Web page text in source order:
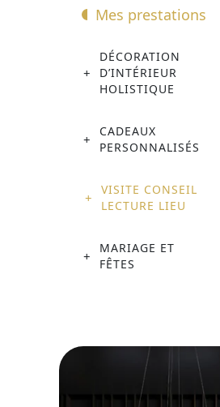
Mes prestations
DÉCORATION
D’INTÉRIEUR
HOLISTIQUE
CADEAUX
PERSONNALISÉS
VISITE CONSEIL
LECTURE LIEU
MARIAGE ET
FÊTES